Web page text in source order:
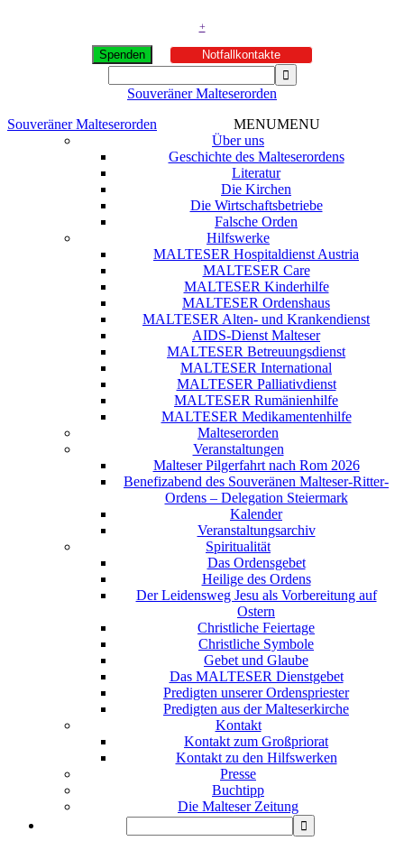
+
Spenden Notfallkontakte
Souveräner Malteserorden
Souveräner Malteserorden
MENUMENU
Über uns
Geschichte des Malteserordens
Literatur
Die Kirchen
Die Wirtschaftsbetriebe
Falsche Orden
Hilfswerke
MALTESER Hospitaldienst Austria
MALTESER Care
MALTESER Kinderhilfe
MALTESER Ordenshaus
MALTESER Alten- und Krankendienst
AIDS-Dienst Malteser
MALTESER Betreuungsdienst
MALTESER International
MALTESER Palliativdienst
MALTESER Rumänienhilfe
MALTESER Medikamentenhilfe
Malteserorden
Veranstaltungen
Malteser Pilgerfahrt nach Rom 2026
Benefizabend des Souveränen Malteser-Ritter-
Ordens – Delegation Steiermark
Kalender
Veranstaltungsarchiv
Spiritualität
Das Ordensgebet
Heilige des Ordens
Der Leidensweg Jesu als Vorbereitung auf
Ostern
Christliche Feiertage
Christliche Symbole
Gebet und Glaube
Das MALTESER Dienstgebet
Predigten unserer Ordenspriester
Predigten aus der Malteserkirche
Kontakt
Kontakt zum Großpriorat
Kontakt zu den Hilfswerken
Presse
Buchtipp
Die Malteser Zeitung